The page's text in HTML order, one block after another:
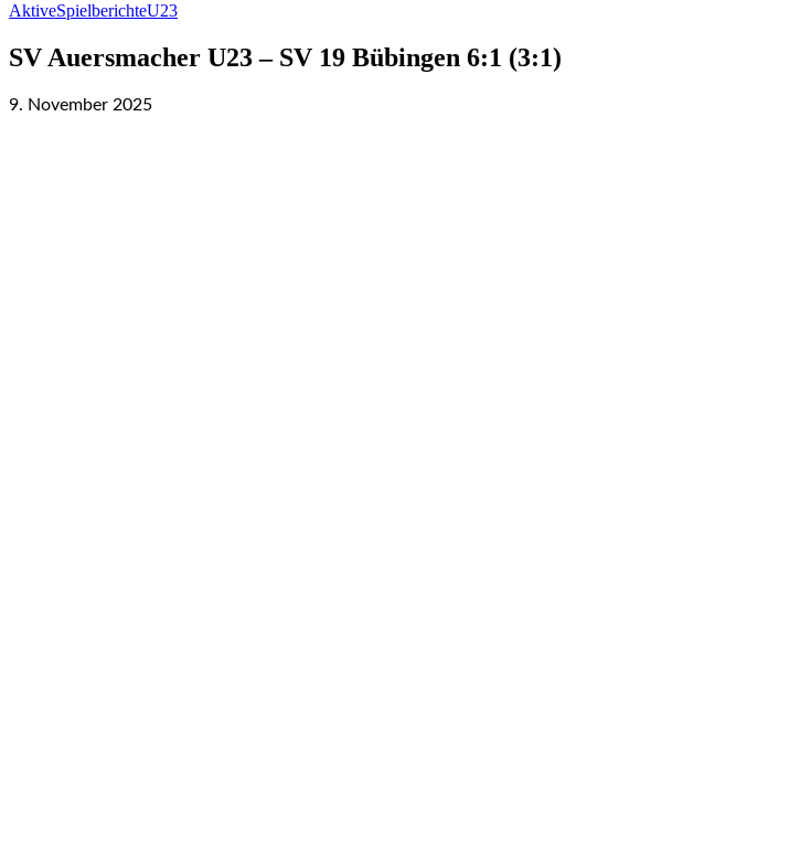
AktiveSpielberichteU23
SV Auersmacher U23 – SV 19 Bübingen 6:1 (3:1)
9. November 2025